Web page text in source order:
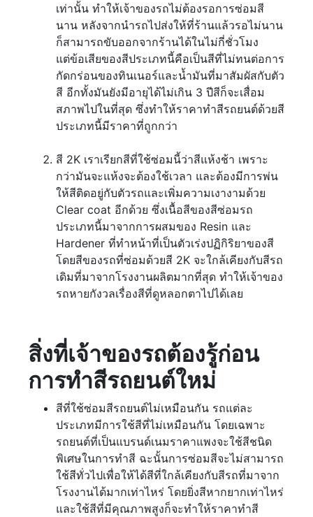
เท่านั้น ทำให้เจ้าของรถไม่ต้องรอการซ่อมสี
นาน หลังจากนำรถไปส่งให้ที่ร้านแล้วรอไม่นาน
ก็สามารถขับออกจากร้านได้ในไม่กี่ชั่วโมง
แต่ข้อเสียของสีประเภทนี้คือเป็นสีที่ไม่ทนต่อการ
กัดกร่อนของทินเนอร์และน้ำมันที่มาสัมผัสกับตัว
สี อีกทั้งมันยังมีอายุได้ไม่เกิน 3 ปีสีก็จะเสื่อม
สภาพไปในที่สุด ซึ่งทำให้ราคาทำสีรถยนต์ด้วยสี
ประเภทนี้มีราคาที่ถูกกว่า
สี 2K เราเรียกสีที่ใช้ซ่อมนี้ว่าสีแห้งช้า เพราะ
กว่ามันจะแห้งจะต้องใช้เวลา และต้องมีการพ่น
ให้สีติดอยู่กับตัวรถและเพิ่มความเงางามด้วย
Clear coat อีกด้วย ซึ่งเนื้อสีของสีซ่อมรถ
ประเภทนี้มาจากการผสมของ Resin และ
Hardener ที่ทำหน้าที่เป็นตัวเร่งปฏิกิริยาของสี
โดยสีของรถที่ซ่อมด้วยสี 2K จะใกล้เคียงกับสีรถ
เดิมที่มาจากโรงงานผลิตมากที่สุด ทำให้เจ้าของ
รถหายกังวลเรื่องสีที่ดูหลอกตาไปได้เลย
สิ่งที่เจ้าของรถต้องรู้ก่อน
การทำสีรถยนต์ใหม่
สีที่ใช้ซ่อมสีรถยนต์ไม่เหมือนกัน รถแต่ละ
ประเภทมีการใช้สีที่ไม่เหมือนกัน โดยเฉพาะ
รถยนต์ที่เป็นแบรนด์เนมราคาแพงจะใช้สีชนิด
พิเศษในการทำสี ฉะนั้นการซ่อมสีจะไม่สามารถ
ใช้สีทั่วไปเพื่อให้ได้สีที่ใกล้เคียงกับสีรถที่มาจาก
โรงงานได้มากเท่าไหร่ โดยยิ่งสีหากยากเท่าไหร่
และใช้สีที่มีคุณภาพสูงก็จะทำให้ราคาทำสี